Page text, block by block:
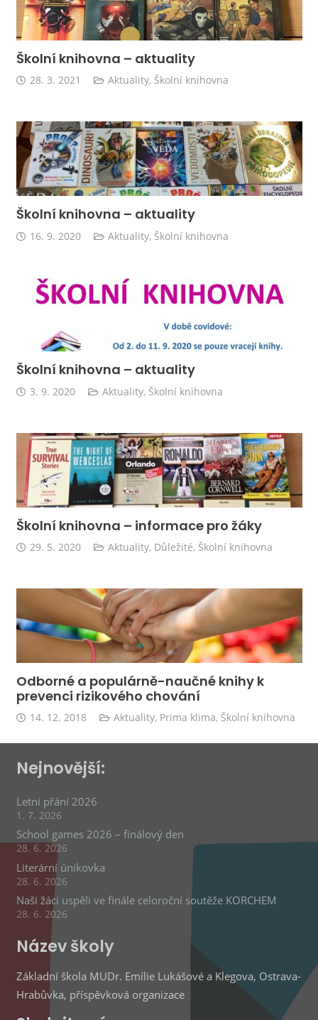
Školní knihovna – aktuality
28. 3. 2021 Aktuality, Školní knihovna
Školní knihovna – aktuality
16. 9. 2020 Aktuality, Školní knihovna
Školní knihovna – aktuality
3. 9. 2020 Aktuality, Školní knihovna
Školní knihovna – informace pro žáky
29. 5. 2020 Aktuality, Důležité, Školní knihovna
Odborné a populárně-naučné knihy k
prevenci rizikového chování
14. 12. 2018 Aktuality, Prima klima, Školní knihovna
Nejnovější:
Letní přání 2026
1. 7. 2026
School games 2026 – finálový den
28. 6. 2026
Literární únikovka
28. 6. 2026
Naši žáci uspěli ve finále celoroční soutěže KORCHEM
28. 6. 2026
Název školy
Základní škola MUDr. Emílie Lukášové a Klegova, Ostrava-
Hrabůvka, příspěvková organizace